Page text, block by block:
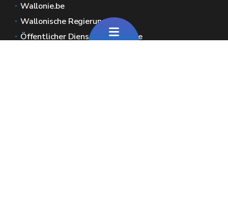
Wallonie.be
Wallonische Regierung
Öffentlicher Dienst der Wallonie